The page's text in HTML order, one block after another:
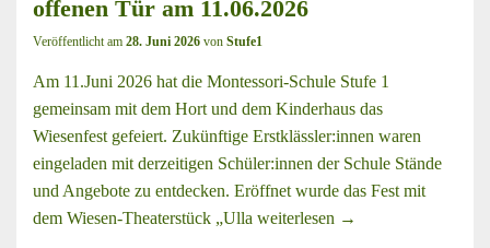
offenen Tür am 11.06.2026
Veröffentlicht am 28. Juni 2026 von Stufe1
Am 11.Juni 2026 hat die Montessori-Schule Stufe 1
gemeinsam mit dem Hort und dem Kinderhaus das
Wiesenfest gefeiert. Zukünftige Erstklässler:innen waren
eingeladen mit derzeitigen Schüler:innen der Schule Stände
und Angebote zu entdecken. Eröffnet wurde das Fest mit
dem Wiesen-Theaterstück „Ulla weiterlesen Stufe 1 feiert
→